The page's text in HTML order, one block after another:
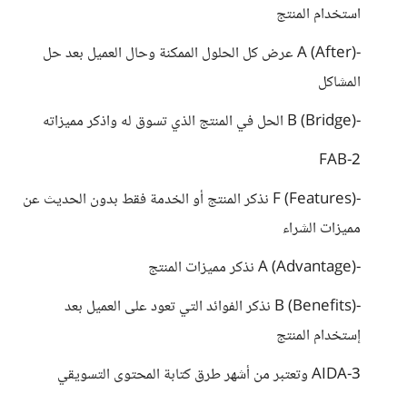
استخدام المنتج
-A (After) عرض كل الحلول الممكنة وحال العميل بعد حل
المشاكل
-B (Bridge) الحل في المنتج الذي تسوق له واذكر مميزاته
2-FAB
-F (Features) نذكر المنتج أو الخدمة فقط بدون الحديث عن
مميزات الشراء
-A (Advantage) نذكر مميزات المنتج
-B (Benefits) نذكر الفوائد التي تعود على العميل بعد
إستخدام المنتج
3-AIDA وتعتبر من أشهر طرق كتابة المحتوى التسويقي